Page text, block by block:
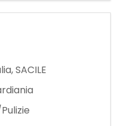
Valle d'Aosta,
reparto
-
Requisiti
,SACILE